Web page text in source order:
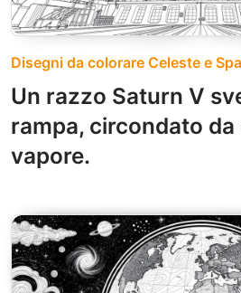
Disegni da colorare Celeste e
Un razzo Saturn V
rampa, circondato da
vapore.